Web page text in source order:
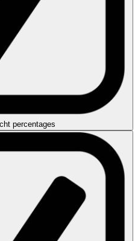
percentages